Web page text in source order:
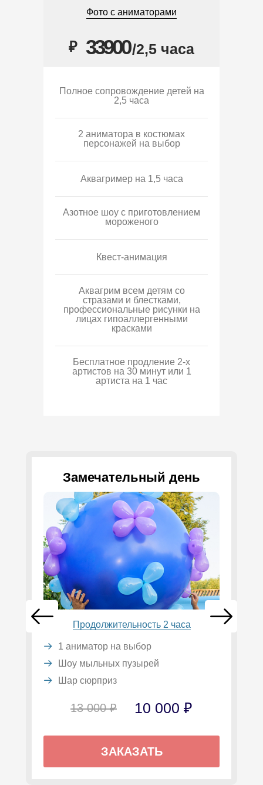
Фото с аниматорами
₽ 33900/2,5 часа
Полное сопровождение детей на
2,5 часа
2 аниматора в костюмах
персонажей на выбор
Аквагример на 1,5 часа
Азотное шоу с приготовлением
мороженого
Квест-анимация
Аквагрим всем детям со
стразами и блестками,
профессиональные рисунки на
лицах гипоаллергенными
красками
Бесплатное продление 2-х
артистов на 30 минут или 1
артиста на 1 час
Замечательный день
Продолжительность 2 часа
1 аниматор на выбор
Шоу мыльных пузырей
Шар сюрприз
13 000 ₽ 10 000 ₽
ЗАКАЗАТЬ